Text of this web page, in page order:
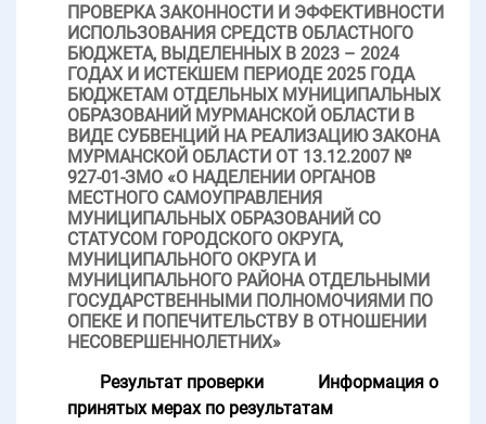
ПРОВЕРКА ЗАКОННОСТИ И ЭФФЕКТИВНОСТИ
ИСПОЛЬЗОВАНИЯ СРЕДСТВ ОБЛАСТНОГО
БЮДЖЕТА, ВЫДЕЛЕННЫХ В 2023 – 2024
ГОДАХ И ИСТЕКШЕМ ПЕРИОДЕ 2025 ГОДА
БЮДЖЕТАМ ОТДЕЛЬНЫХ МУНИЦИПАЛЬНЫХ
ОБРАЗОВАНИЙ МУРМАНСКОЙ ОБЛАСТИ В
ВИДЕ СУБВЕНЦИЙ НА РЕАЛИЗАЦИЮ ЗАКОНА
МУРМАНСКОЙ ОБЛАСТИ ОТ 13.12.2007 №
927-01-ЗМО «О НАДЕЛЕНИИ ОРГАНОВ
МЕСТНОГО САМОУПРАВЛЕНИЯ
МУНИЦИПАЛЬНЫХ ОБРАЗОВАНИЙ СО
СТАТУСОМ ГОРОДСКОГО ОКРУГА,
МУНИЦИПАЛЬНОГО ОКРУГА И
МУНИЦИПАЛЬНОГО РАЙОНА ОТДЕЛЬНЫМИ
ГОСУДАРСТВЕННЫМИ ПОЛНОМОЧИЯМИ ПО
ОПЕКЕ И ПОПЕЧИТЕЛЬСТВУ В ОТНОШЕНИИ
НЕСОВЕРШЕННОЛЕТНИХ»
Результат проверки
Информация о
принятых мерах по результатам